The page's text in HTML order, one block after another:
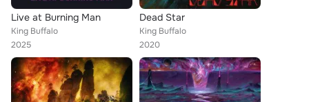
Live at Burning Man
King Buffalo
2025
Dead Star
King Buffalo
2020